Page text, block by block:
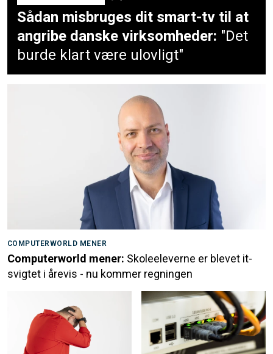
Sådan misbruges dit smart-tv til at
angribe danske virksomheder: "Det
burde klart være ulovligt"
COMPUTERWORLD MENER
Computerworld mener: Skoleeleverne er blevet it-
svigtet i årevis - nu kommer regningen